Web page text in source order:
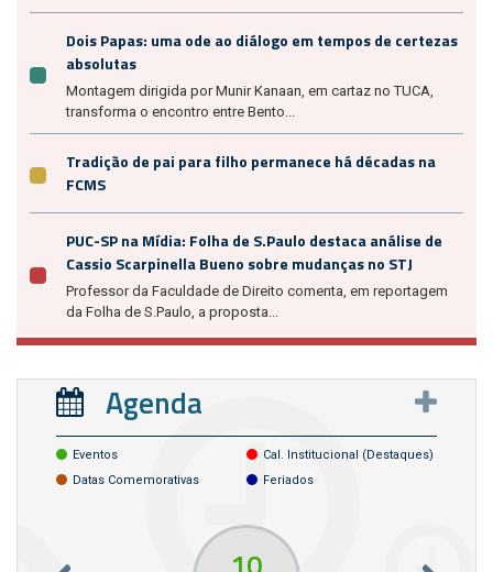
Dois Papas: uma ode ao diálogo em tempos de certezas
absolutas
Montagem dirigida por Munir Kanaan, em cartaz no TUCA,
transforma o encontro entre Bento...
Tradição de pai para filho permanece há décadas na
FCMS
PUC-SP na Mídia: Folha de S.Paulo destaca análise de
Cassio Scarpinella Bueno sobre mudanças no STJ
Professor da Faculdade de Direito comenta, em reportagem
da Folha de S.Paulo, a proposta...
Agenda
Eventos
Cal. Institucional (destaques)
Datas Comemorativas
Feriados